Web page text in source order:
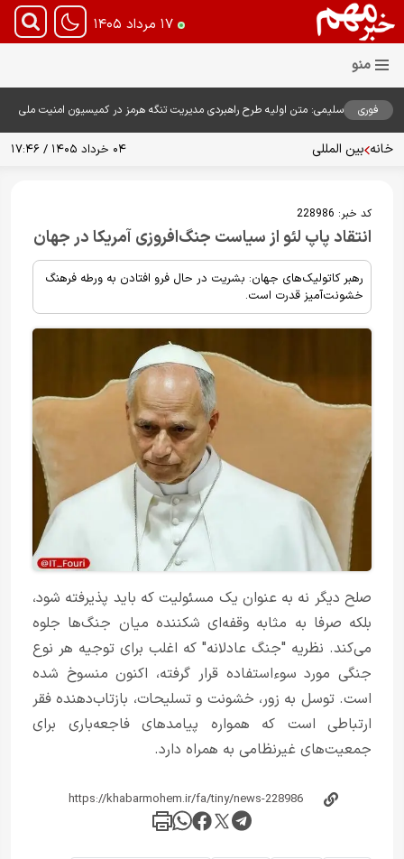
۱۷ مرداد ۱۴۰۵
فوری
سلیمی: متن اولیه طرح راهبردی مدیریت تنگه هرمز در کمیسیون امنیت ملی
خانه بین المللی ۰۴ خرداد ۱۴۰۵ / ۱۷:۴۶
کد خبر: 228986
انتقاد پاپ لئو از سیاست جنگ‌افروزی آمریکا در جهان
رهبر کاتولیک‌های جهان: بشریت در حال فرو افتادن به ورطه فرهنگ
خشونت‌آمیز قدرت است.
صلح دیگر نه به عنوان یک مسئولیت که باید پذیرفته شود،
بلکه صرفا به مثابه وقفه‌ای شکننده میان جنگ‌ها جلوه
می‌کند. نظریه "جنگ عادلانه" که اغلب برای توجیه هر نوع
جنگی مورد سوءاستفاده قرار گرفته، اکنون منسوخ شده
است. توسل به زور، خشونت و تسلیحات، بازتاب‌دهنده فقر
ارتباطی است که همواره پیامدهای فاجعه‌باری برای
جمعیت‌های غیرنظامی به همراه دارد.